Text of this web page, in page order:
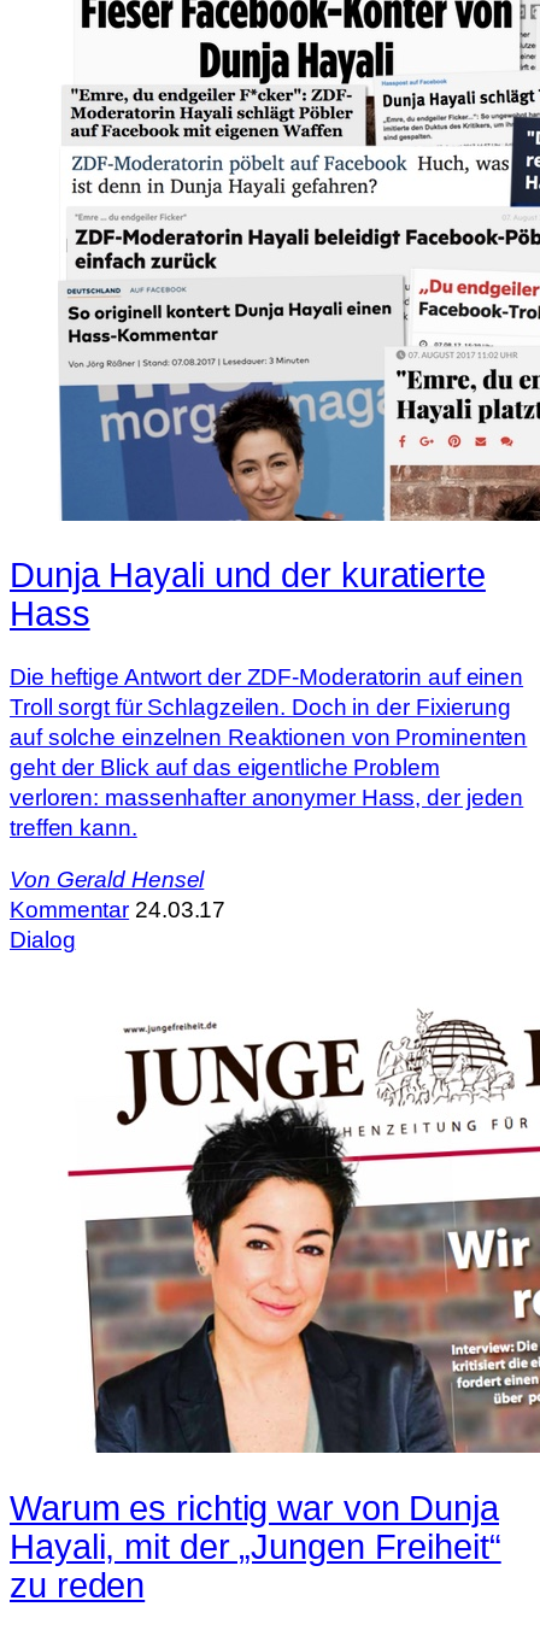
Dunja Hayali und der kuratierte
Hass
Die heftige Antwort der ZDF-Moderatorin auf einen
Troll sorgt für Schlagzeilen. Doch in der Fixierung
auf solche einzelnen Reaktionen von Prominenten
geht der Blick auf das eigentliche Problem
verloren: massenhafter anonymer Hass, der jeden
treffen kann.
Von Gerald Hensel
Kommentar 24.03.17
Dialog
Warum es richtig war von Dunja
Hayali, mit der „Jungen Freiheit“
zu reden